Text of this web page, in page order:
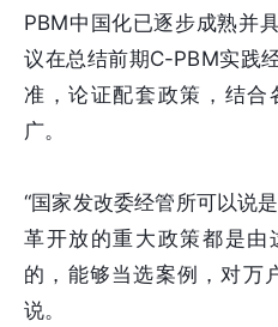
PBM中国化已逐步成熟并
议在总结前期C-PBM实践
准，论证配套政策，结合
广。
“国家发改委经管所可以说
革开放的重大政策都是
的，能够当选案例，对万
说。